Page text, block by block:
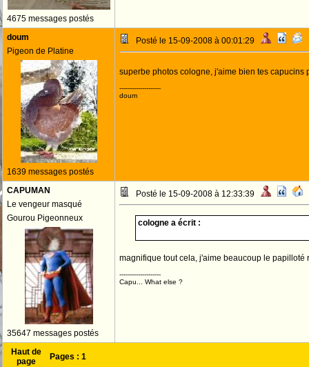
4675 messages postés
doum
Pigeon de Platine
1639 messages postés
Posté le 15-09-2008 à 00:01:29
superbe photos cologne, j'aime bien tes capucins
--------------------
doum
CAPUMAN
Le vengeur masqué
Gourou Pigeonneux
35647 messages postés
Posté le 15-09-2008 à 12:33:39
cologne a écrit :
magnifique tout cela, j'aime beaucoup le papilloté
--------------------
Capu... What else ?
Haut de
page
Pages : 1